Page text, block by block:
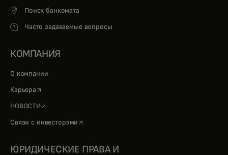
Поиск банкомата
Часто задаваемые вопросы
КОМПАНИЯ
О компании
Карьера opens in a new tab
НОВОСТИ opens in a new tab
Связи с инвесторами opens in a new tab
ЮРИДИЧЕСКИЕ ПРАВА И